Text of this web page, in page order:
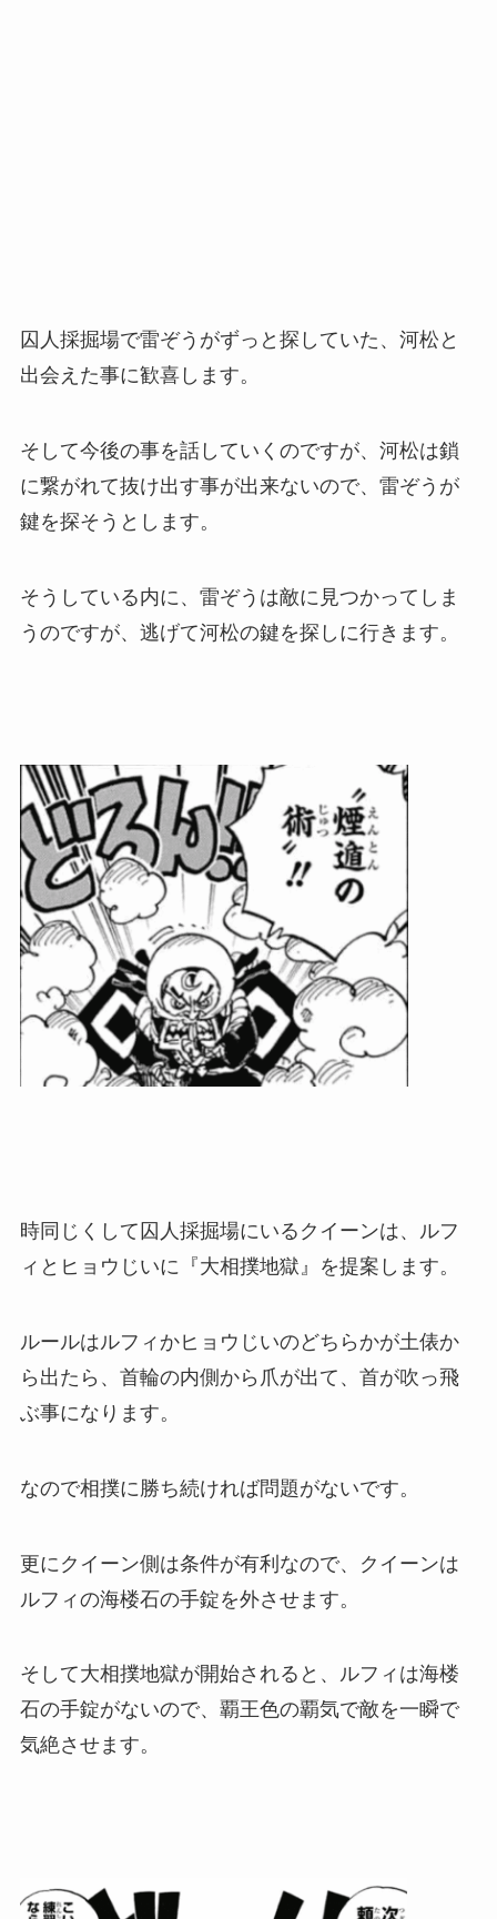
囚人採掘場で雷ぞうがずっと探していた、河松と
出会えた事に歓喜します。
そして今後の事を話していくのですが、河松は鎖
に繋がれて抜け出す事が出来ないので、雷ぞうが
鍵を探そうとします。
そうしている内に、雷ぞうは敵に見つかってしま
うのですが、逃げて河松の鍵を探しに行きます。
時同じくして囚人採掘場にいるクイーンは、ルフ
ィとヒョウじいに『大相撲地獄』を提案します。
ルールはルフィかヒョウじいのどちらかが土俵か
ら出たら、首輪の内側から爪が出て、首が吹っ飛
ぶ事になります。
なので相撲に勝ち続ければ問題がないです。
更にクイーン側は条件が有利なので、クイーンは
ルフィの海楼石の手錠を外させます。
そして大相撲地獄が開始されると、ルフィは海楼
石の手錠がないので、覇王色の覇気で敵を一瞬で
気絶させます。